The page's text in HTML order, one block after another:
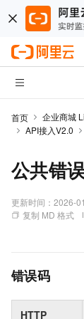
首页 企业商城
API接入V2.0
公共错
更新时间： 2026-
复制 MD 格式
错误码
HTTP